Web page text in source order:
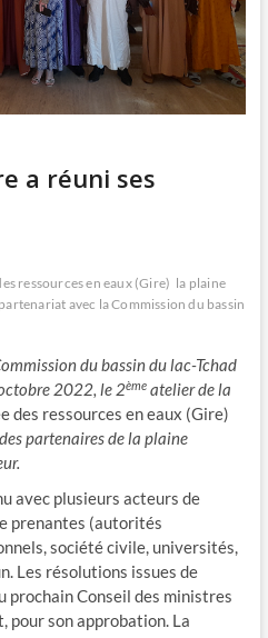
a réuni ses
ressources en eaux (Gire) la plaine
avec la Commission du bassin
du bassin du lac-Tchad
2022, le 2èmeatelier de la
des ressources en eaux (Gire)
despartenaires de la plaine
avec plusieurs acteurs de
prenantes (autorités
société civile, universités,
Les résolutions issues de
prochain Conseil des ministres
pour son approbation. La